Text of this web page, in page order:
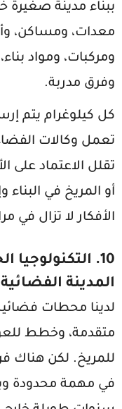
ببناء مدينة صغيرة
معدات، ومساكن،
ومركبات، ومواد
وفرق مدربة.
كل كيلوغرام يتم
تعمل وكالات
تقلل الاعتماد على
أو المريخ في البناء
الأفكار لا تزال في
10.
المدينة الفضائية
لدينا محطات
متقدمة، وخطط
للمريخ. لكن هناك
في مهمة محدودة